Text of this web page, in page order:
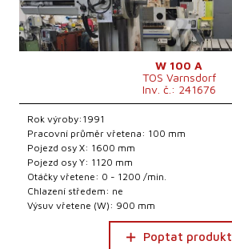
W 100 A
TOS Varnsdorf
Inv. č.: 241676
Rok výroby:1991
Pracovní průměr vřetena: 100 mm
Pojezd osy X: 1600 mm
Pojezd osy Y: 1120 mm
Otáčky vřetene: 0 - 1200 /min.
Chlazení středem: ne
Výsuv vřetene (W): 900 mm
Poptat produkt